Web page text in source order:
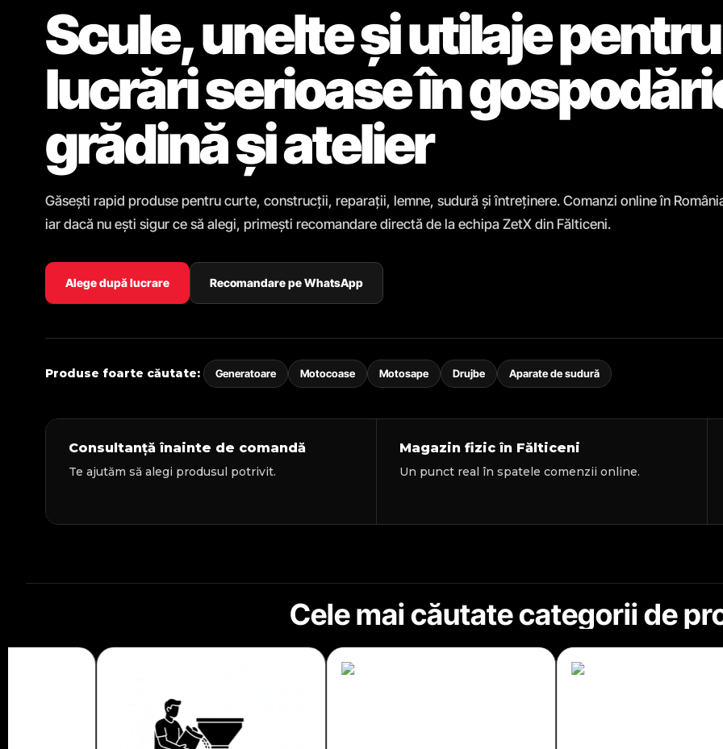
Scule, unelte și utilaje pentru
lucrări serioase în
grădină și atelier
Găsești rapid produse pentru curte, construcții, reparații, lemne, sudură și întreținere. Comanzi online în
iar dacă nu ești sigur ce să alegi, primești recomandare directă de la echipa ZetX din Fălticeni.
Alege după lucrare Recomandare pe WhatsApp
Produse foarte căutate: Generatoare Motocoase Motosape Drujbe Aparate de sudură
Consultanță înainte de comandă
Te ajutăm să alegi produsul potrivit.
Magazin fizic în Fălticeni
Un punct real în spatele comenzii online.
Cele mai căutate categorii de